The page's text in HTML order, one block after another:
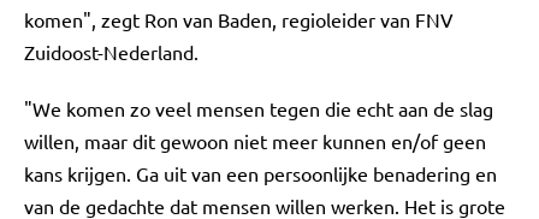
komen", zegt Ron van Baden, regioleider van FNV
Zuidoost-Nederland.
"We komen zo veel mensen tegen die echt aan de slag
willen, maar dit gewoon niet meer kunnen en/of geen
kans krijgen. Ga uit van een persoonlijke benadering en
van de gedachte dat mensen willen werken. Het is grote